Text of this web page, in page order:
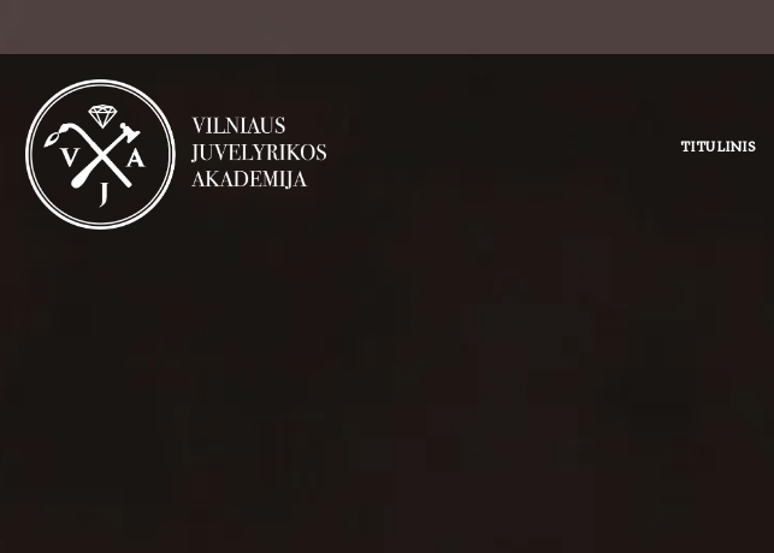
TITULINIS